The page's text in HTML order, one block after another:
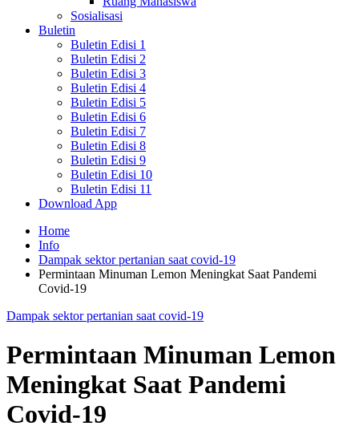
Sosialisasi
Buletin
Buletin Edisi 1
Buletin Edisi 2
Buletin Edisi 3
Buletin Edisi 4
Buletin Edisi 5
Buletin Edisi 6
Buletin Edisi 7
Buletin Edisi 8
Buletin Edisi 9
Buletin Edisi 10
Buletin Edisi 11
Download App
Home
Info
Dampak sektor pertanian saat covid-19
Permintaan Minuman Lemon Meningkat Saat Pandemi
Covid-19
Dampak sektor pertanian saat covid-19
Permintaan Minuman Lemon
Meningkat Saat Pandemi
Covid-19